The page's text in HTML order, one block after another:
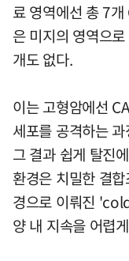
료 영역에선 총 7
은 미지의 영역으
개도 없다.
이는 고형암에선
세포를 공격하는
그 결과 쉽게 탈진
환경은 치밀한 결
경으로 이뤄진
양 내 지속을 어렵